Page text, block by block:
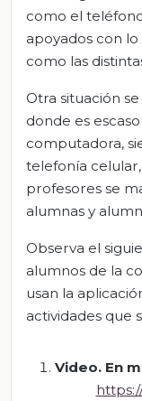
como el
apoyados con
como las
Otra situación
donde es
computadora,
telefonía
profesores se
alumnas y
Observa el
alumnos de la
usan la
actividades que
Video. En